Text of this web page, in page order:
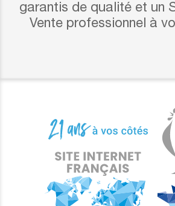
garantis de qualité et un
Vente professionnel à